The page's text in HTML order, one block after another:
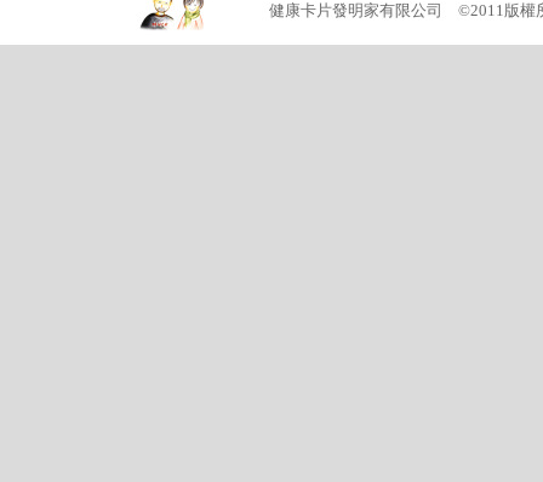
健康卡片發明家有限公司 ©2011版權